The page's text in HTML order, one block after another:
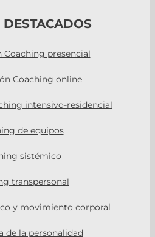
DESTACADOS
Coaching presencial
Coaching online
intensivo-residencial
de equipos
sistémico
transpersonal
y movimiento corporal
de la personalidad